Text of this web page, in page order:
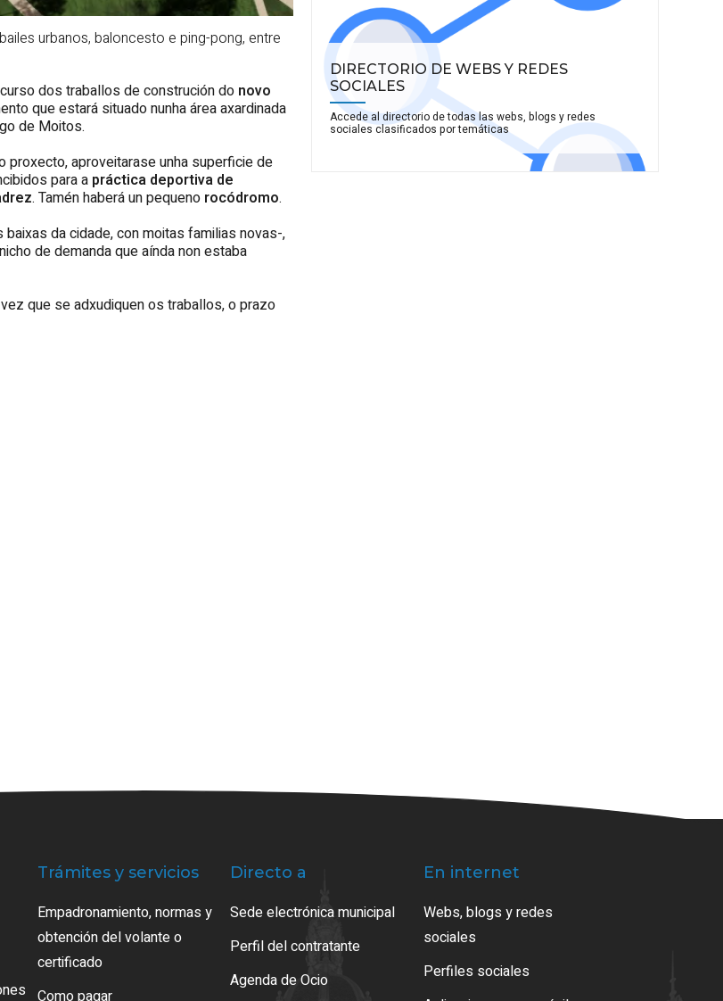
urbanos, baloncesto e ping-pong, entre
dos traballos de construción do novo
que estará situado nunha área axardinada
de Moitos.
proxecto, aproveitarase unha superficie de
para a práctica deportiva de
. Tamén haberá un pequeno rocódromo.
da cidade, con moitas familias novas-,
de demanda que aínda non estaba
que se adxudiquen os traballos, o prazo
DIRECTORIO DE WEBS Y REDES
SOCIALES
Accede al directorio de todas las webs, blogs y redes
sociales clasificados por temáticas
Trámites y servicios
Empadronamiento, normas y
obtención del volante o
certificado
Directo a
Sede electrónica municipal
Perfil del contratante
Agenda de Ocio
En internet
Webs, blogs y redes
sociales
Perfiles sociales